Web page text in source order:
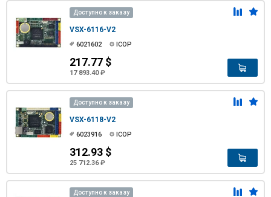
Доступно к заказу
VSX-6116-V2
6021602 ICOP
217.77 $
17 893.40 ₽
Доступно к заказу
VSX-6118-V2
6023916 ICOP
312.93 $
25 712.36 ₽
Доступно к заказу